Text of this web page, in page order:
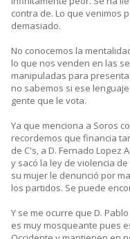
contra de. Lo que venimos
demasiado.
No conocemos la
lo que nos venden en las
manipuladas para
no sabemos si ese
gente que le vota.
Ya que menciona a Soros
recordemos que financia
de C's, a D. Fernado Lopez
y sacó la ley de violencia
su mujer le denunció por
los partidos. Se puede
Y se me ocurre que D.
es muy mosqueante pues